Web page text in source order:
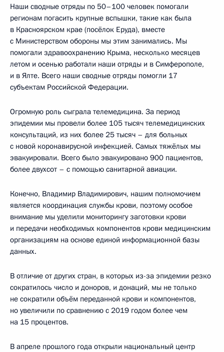
Наши сводные отряды по 50–100 человек помогали
регионам погасить крупные вспышки, такие как была
в Красноярском крае (посёлок Еруда), вместе
с Министерством обороны мы этим занимались. Мы
помогали здравоохранению Крыма, несколько месяцев
летом и осенью работали наши отряды и в Симферополе,
и в Ялте. Всего наши сводные отряды помогли 17
субъектам Российской Федерации.
Огромную роль сыграла телемедицина. За период
эпидемии мы провели более 105 тысяч телемедицинских
консультаций, из них более 25 тысяч – для больных
с новой коронавирусной инфекцией. Самых тяжёлых мы
эвакуировали. Всего было эвакуировано 900 пациентов,
более двухсот – с помощью санитарной авиации.
Конечно, Владимир Владимирович, нашим полномочием
является координация службы крови, поэтому особое
внимание мы уделили мониторингу заготовки крови
и передачи необходимых компонентов крови медицинским
организациям на основе единой информационной базы
данных.
В отличие от других стран, в которых из-за эпидемии резко
сократилось число и доноров, и донаций, мы не только
не сократили объём переданной крови и компонентов,
но увеличили по сравнению с 2019 годом более чем
на 15 процентов.
В апреле прошлого года открыли национальный центр